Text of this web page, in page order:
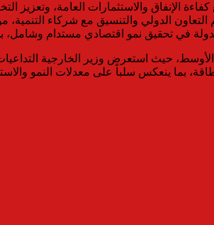
الإنفاق والاستثمارات العامة، وتعزيز
الدولي والتنسيق مع شركاء التنمية،
في تحقيق نمو اقتصادي مستدام وشامل،
حيث استعرض وزير الخارجية التداعيات
بما ينعكس سلباً على معدلات النمو